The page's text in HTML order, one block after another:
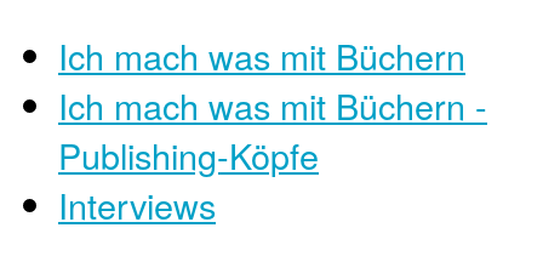
Ich mach was mit Büchern
Ich mach was mit Büchern -
Publishing-Köpfe
Interviews